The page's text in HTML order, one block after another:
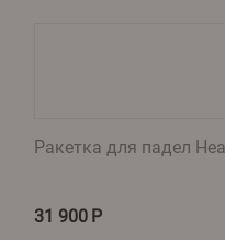
Ракетка для падел
31 900 Р